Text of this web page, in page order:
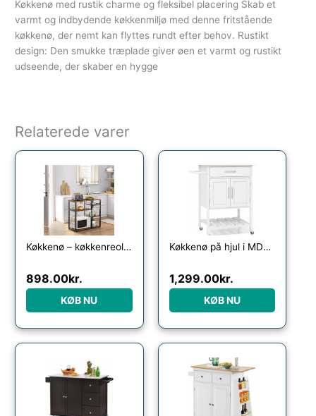
Køkkenø med rustik charme og fleksibel placering Skab et
varmt og indbydende køkkenmiljø med denne fritstående
køkkenø, der nemt kan flyttes rundt efter behov. Rustikt
design: Den smukke træplade giver øen et varmt og rustikt
udseende, der skaber en hygge
Relaterede varer
Køkkenø – køkkenreol i industrielt design – rustik brun 90x40x84 – Køkkenudstyr – Daily-Living
898.00kr.
KØB NU
Køkkenø på hjul i MDF og gummitræ H90 x B73 x D48 cm – Hvid/Natur
1,299.00kr.
KØB NU